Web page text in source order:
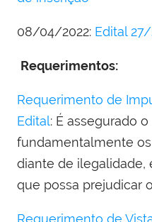
08/04/2022: Edital
Requerimentos:
Requerimento de
Edital: É assegurado
fundamentalmente
diante de ilegalidade,
que possa prejudicar